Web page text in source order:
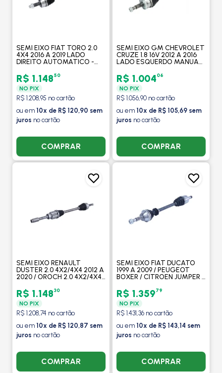
SEMI EIXO FIAT TORO 2.0
4X4 2016 A 2019 LADO
DIREITO AUTOMATICO -
R$ 1.14850
NO PIX
R$ 1.208,95 no cartão
ou em 10x de R$ 120,90 sem
juros no cartão
COMPRAR
SEMI EIXO GM CHEVROLET
CRUZE 1.8 16V 2012 A 2016
LADO ESQUERDO MANUAL
R$ 1.00406
NO PIX
R$ 1.056,90 no cartão
ou em 10x de R$ 105,69 sem
juros no cartão
COMPRAR
SEMI EIXO RENAULT
DUSTER 2.0 4X2/4X4 2012 A
2020 / OROCH 2.0 4X2/4X4
/ AUTOMATICO - COFAP
R$ 1.14830
NO PIX
R$ 1.208,74 no cartão
ou em 10x de R$ 120,87 sem
juros no cartão
COMPRAR
SEMI EIXO FIAT DUCATO
1999 A 2009 / PEUGEOT
BOXER / CITROEN JUMPER /
ESQUERDO / COM ABS -
COFAP
R$ 1.35979
NO PIX
R$ 1.431,36 no cartão
ou em 10x de R$ 143,14 sem
juros no cartão
COMPRAR